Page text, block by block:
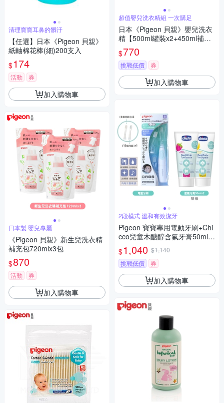
清理寶寶耳鼻的髒汙
【任選】日本《Pigeon 貝親》
紙軸棉花棒(細)200支入
$174
活動 券
加入購物車
日本製 嬰兒專屬
《Pigeon 貝親》新生兒洗衣精
補充包720mlx3包
$870
活動 券
加入購物車
超值嬰兒洗衣精組 一次購足
日本《Pigeon 貝親》嬰兒洗衣
精【500ml罐裝x2+450ml補充
包x4】
$770
挑戰低價 券
加入購物車
2段模式 溫和有效潔牙
Pigeon 寶寶專用電動牙刷+Chi
cco兒童木醣醇含氟牙膏50ml隨
機x2
$1,040 $1,140
挑戰低價
券
加入購物車